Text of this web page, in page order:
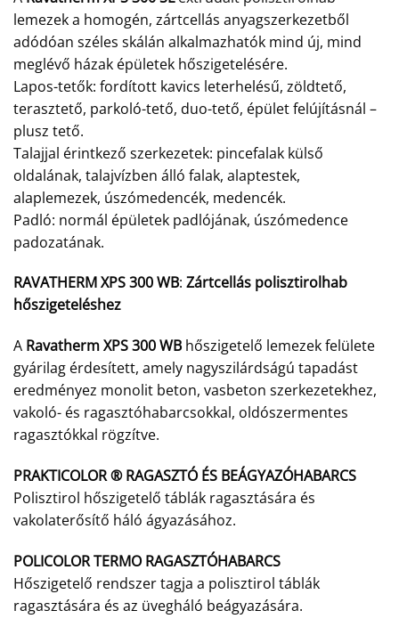
lemezek a homogén, zártcellás anyagszerkezetből
adódóan széles skálán alkalmazhatók mind új, mind
meglévő házak épületek hőszigetelésére.
Lapos-tetők: fordított kavics leterhelésű, zöldtető,
terasztető, parkoló-tető, duo-tető, épület felújításnál –
plusz tető.
Talajjal érintkező szerkezetek: pincefalak külső
oldalának, talajvízben álló falak, alaptestek,
alaplemezek, úszómedencék, medencék.
Padló: normál épületek padlójának, úszómedence
padozatának.
RAVATHERM XPS 300 WB: Zártcellás polisztirolhab
hőszigeteléshez
A Ravatherm XPS 300 WB hőszigetelő lemezek felülete
gyárilag érdesített, amely nagyszilárdságú tapadást
eredményez monolit beton, vasbeton szerkezetekhez,
vakoló- és ragasztóhabarcsokkal, oldószermentes
ragasztókkal rögzítve.
PRAKTICOLOR ® RAGASZTÓ ÉS BEÁGYAZÓHABARCS
Polisztirol hőszigetelő táblák ragasztására és
vakolaterősítő háló ágyazásához.
POLICOLOR TERMO RAGASZTÓHABARCS
Hőszigetelő rendszer tagja a polisztirol táblák
ragasztására és az üvegháló beágyazására.